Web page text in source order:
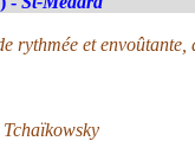
rythmée et envoûtante,